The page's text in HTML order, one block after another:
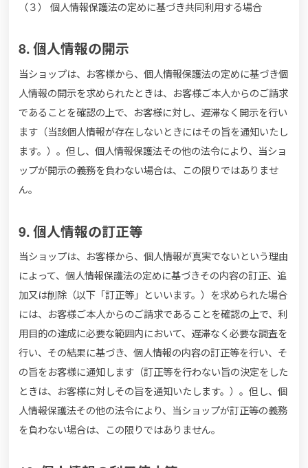
（３） 個人情報保護法の定めに基づき共同利用する場合
8. 個人情報の開示
当ショップは、お客様から、個人情報保護法の定めに基づき個
人情報の開示を求められたときは、お客様ご本人からのご請求
であることを確認の上で、お客様に対し、遅滞なく開示を行い
ます（当該個人情報が存在しないときにはその旨を通知いたし
ます。）。但し、個人情報保護法その他の法令により、当ショ
ップが開示の義務を負わない場合は、この限りではありませ
ん。
9. 個人情報の訂正等
当ショップは、お客様から、個人情報が真実でないという理由
によって、個人情報保護法の定めに基づきその内容の訂正、追
加又は削除（以下「訂正等」といいます。）を求められた場合
には、お客様ご本人からのご請求であることを確認の上で、利
用目的の達成に必要な範囲内において、遅滞なく必要な調査を
行い、その結果に基づき、個人情報の内容の訂正等を行い、そ
の旨をお客様に通知します（訂正等を行わない旨の決定をした
ときは、お客様に対しその旨を通知いたします。）。但し、個
人情報保護法その他の法令により、当ショップが訂正等の義務
を負わない場合は、この限りではありません。